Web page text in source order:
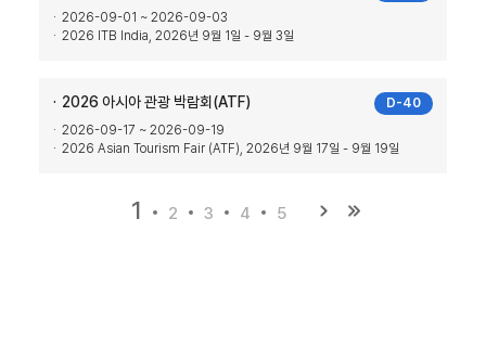
2026-09-01 ~ 2026-09-03
2026 ITB India, 2026년 9월 1일 - 9월 3일
D-40
2026 아시아 관광 박람회(ATF)
2026-09-17 ~ 2026-09-19
2026 Asian Tourism Fair (ATF), 2026년 9월 17일 - 9월 19일
1 2 3 4 5